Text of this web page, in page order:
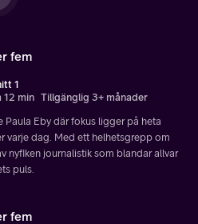
fem
1
12 min Tillgänglig 3+ månader
Eby där fokus ligger på heta
varje dag. Med ett helhetsgrepp om
nyfiken journalistik som blandar allvar
puls.
fem